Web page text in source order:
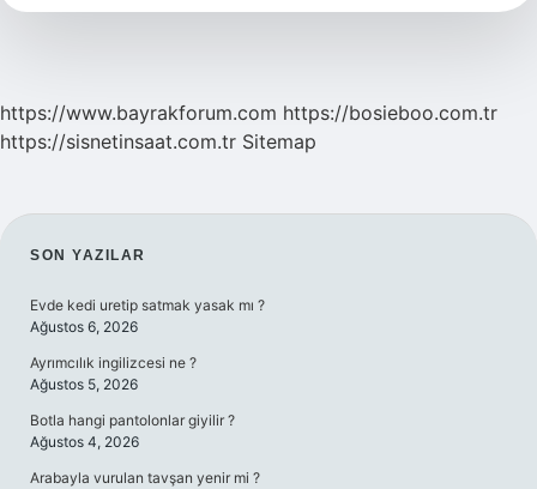
Dakika
https://www.bayrakforum.com https://bosieboo.com.tr
https://sisnetinsaat.com.tr Sitemap
SIDEBAR
SON YAZILAR
Evde kedi uretip satmak yasak mı ?
Ağustos 6, 2026
Ayrımcılık ingilizcesi ne ?
Ağustos 5, 2026
Botla hangi pantolonlar giyilir ?
Ağustos 4, 2026
Arabayla vurulan tavşan yenir mi ?